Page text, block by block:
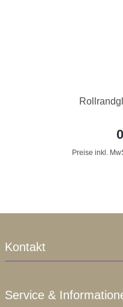
Preise inkl.
Kontakt
Service &